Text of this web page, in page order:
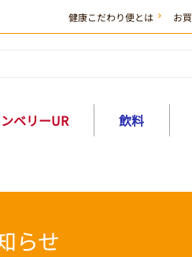
健康こだわり便とは お
ベリーUR 飲料
らせ